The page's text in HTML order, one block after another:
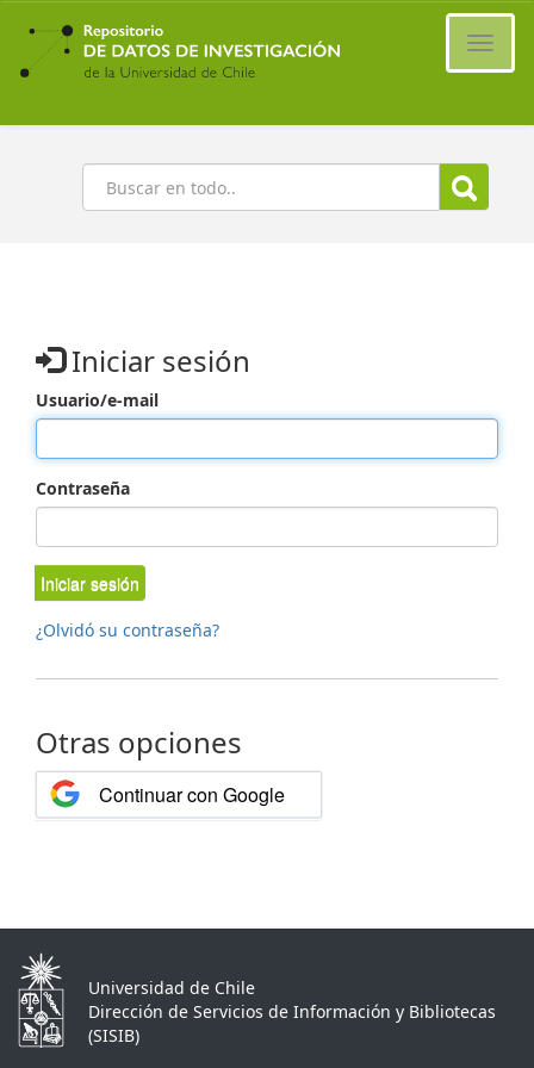
Ir
contenido
principal
Buscar
Iniciar sesión
Usuario/e-mail
Contraseña
Iniciar sesión
¿Olvidó su contraseña?
Otras opciones
Continuar con Google
Universidad de Chile
Dirección de Servicios de Información y Bibliotecas
(SISIB)